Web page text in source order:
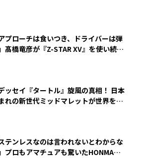
アプローチは食いつき、ドライバーは弾
髙橋竜彦が『Z-STAR XV』を使い続け
ッセイ『タートル』旋風の真相！ 日本
れの新世代ミッドマレットが世界を席
ステンレスなのは言われないとわからな
プロもアマチュアも驚いたHONMA